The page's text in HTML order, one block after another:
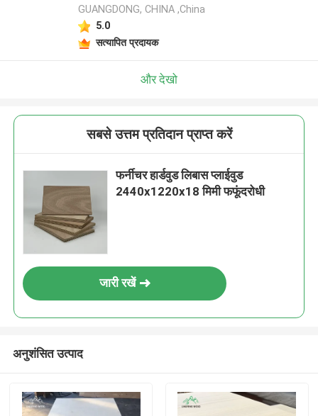
GUANGDONG, CHINA ,China
5.0
सत्यापित प्रदायक
और देखो
सबसे उत्तम प्रतिदान प्राप्त करें
फर्नीचर हार्डवुड लिबास प्लाईवुड
2440x1220x18 मिमी फफूंदरोधी
जारी रखें
अनुशंसित उत्पाद